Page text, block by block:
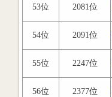
53位 2081位
54位 2091位
55位 2247位
56位 2377位